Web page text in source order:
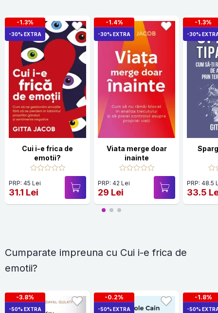
-1.3%
-30% EXTRA
Cui i-e frica de
emotii?
PRP: 45 Lei
31.1 Lei
-1.4%
-30% EXTRA
Viata merge doar
inainte
PRP: 42 Lei
29 Lei
-1.3%
-30%
PRP: 48.5
33.5
Cumparate impreuna cu Cui i-e frica de
emotii?
-3.8%
-50% EXTRA
-0.2%
-50% EXTRA
-1.8%
-50%